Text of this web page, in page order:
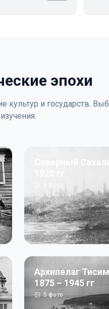
эпохи
культур и государств.
изучения.
Северный
Архипелаг
1875 – 1945 гг
5фото